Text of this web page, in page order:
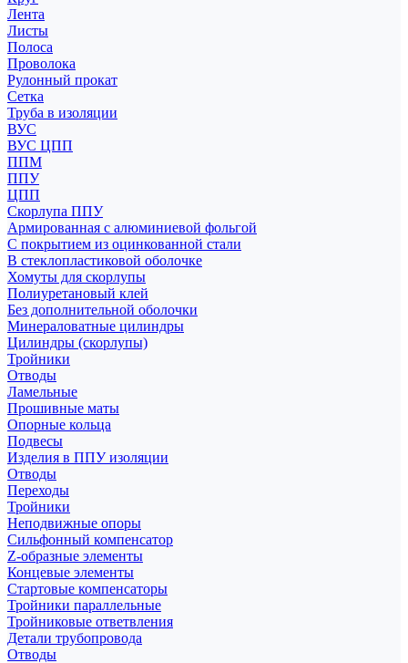
Лента
Листы
Полоса
Проволока
Рулонный прокат
Сетка
Труба в изоляции
ВУС
ВУС ЦПП
ППМ
ППУ
ЦПП
Скорлупа ППУ
Армированная с алюминиевой фольгой
С покрытием из оцинкованной стали
В стеклопластиковой оболочке
Хомуты для скорлупы
Полиуретановый клей
Без дополнительной оболочки
Минераловатные цилиндры
Цилиндры (скорлупы)
Тройники
Отводы
Ламельные
Прошивные маты
Опорные кольца
Подвесы
Изделия в ППУ изоляции
Отводы
Переходы
Тройники
Неподвижные опоры
Cильфонный компенсатор
Z-образные элементы
Концевые элементы
Стартовые компенсаторы
Тройники параллельные
Тройниковые ответвления
Детали трубопровода
Отводы